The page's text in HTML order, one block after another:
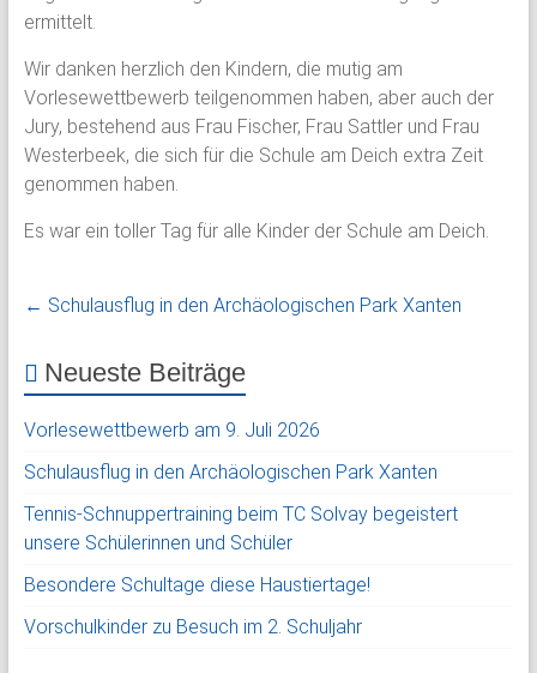
ermittelt.
Wir danken herzlich den Kindern, die mutig am
Vorlesewettbewerb teilgenommen haben, aber auch der
Jury, bestehend aus Frau Fischer, Frau Sattler und Frau
Westerbeek, die sich für die Schule am Deich extra Zeit
genommen haben.
Es war ein toller Tag für alle Kinder der Schule am Deich.
← Schulausflug in den Archäologischen Park Xanten
Neueste Beiträge
Vorlesewettbewerb am 9. Juli 2026
Schulausflug in den Archäologischen Park Xanten
Tennis-Schnuppertraining beim TC Solvay begeistert
unsere Schülerinnen und Schüler
Besondere Schultage diese Haustiertage!
Vorschulkinder zu Besuch im 2. Schuljahr